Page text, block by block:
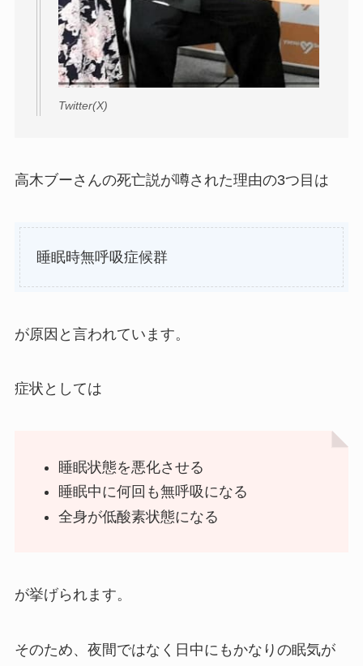
Twitter(X)
高木ブーさんの死亡説が噂された理由の3つ目は
睡眠時無呼吸症候群
が原因と言われています。
症状としては
睡眠状態を悪化させる
睡眠中に何回も無呼吸になる
全身が低酸素状態になる
が挙げられます。
そのため、夜間ではなく日中にもかなりの眠気が